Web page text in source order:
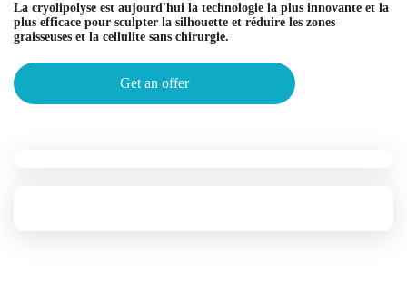
La cryolipolyse est aujourd'hui la technologie la plus innovante et la
plus efficace pour sculpter la silhouette et réduire les zones
graisseuses et la cellulite sans chirurgie.
Get an offer